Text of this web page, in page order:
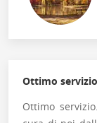
Ottimo
Ottimo